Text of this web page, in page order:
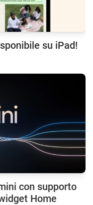
su iPad!
con supporto
Home